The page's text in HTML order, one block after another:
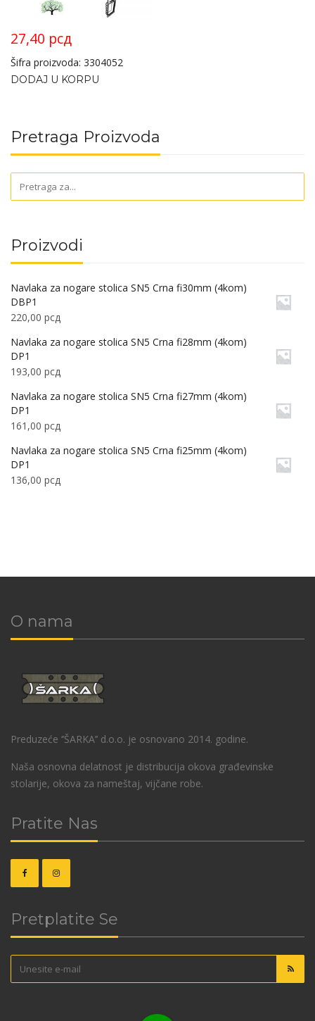
27,40 рсд
Šifra proizvoda: 3304052
DODAJ U KORPU
Pretraga Proizvoda
Proizvodi
Navlaka za nogare stolica SN5 Crna fi30mm (4kom)
DBP1
220,00 рсд
Navlaka za nogare stolica SN5 Crna fi28mm (4kom)
DP1
193,00 рсд
Navlaka za nogare stolica SN5 Crna fi27mm (4kom)
DP1
161,00 рсд
Navlaka za nogare stolica SN5 Crna fi25mm (4kom)
DP1
136,00 рсд
O nama
Preduzeće ‘’ŠARKA’’ d.o.o. je osnovano 2014. godine.
Naša osnovna delatnost je distribucija okova građevinske
stolarije, okova za nameštaj, vijčane robe.
Pratite Nas
Pretplatite Se